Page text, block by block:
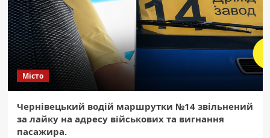
Місто
Чернівецький водій маршрутки №14 звільнений
за лайку на адресу військових та вигнання
пасажира.